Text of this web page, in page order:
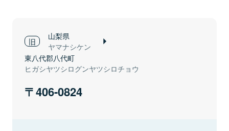
山梨県
ヤマナシケン
東八代郡八代町
ヒガシヤツシログンヤツシロチョウ
406-0824